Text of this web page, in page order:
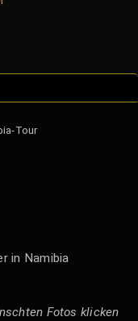
Tour
in Namibia
Fotos klicken